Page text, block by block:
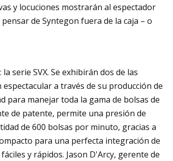
y locuciones mostrarán al espectador
de Syntegon fuera de la caja – o
serie SVX. Se exhibirán dos de las
espectacular a través de su producción de
para manejar toda la gama de bolsas de
de patente, permite una presión de
de 600 bolsas por minuto, gracias a
para una perfecta integración de
y rápidos. Jason D'Arcy, gerente de